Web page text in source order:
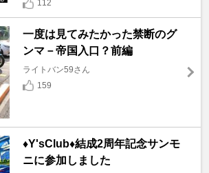
112
一度は見てみたかった禁断のグ
ンマ－帝国入口？前編
ライトバン59さん
159
♦️Y'sClub♦️結成2周年記念サンモ
ニに参加しました